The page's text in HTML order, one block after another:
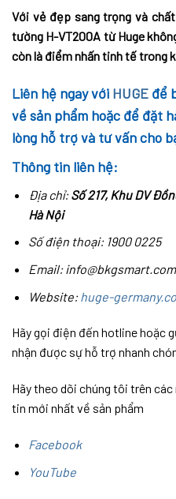
Với vẻ đẹp sang trọng và
tường H-VT200A từ Huge
còn là điểm nhấn tinh tế trong
Liên hệ ngay với HUGE để
về sản phẩm hoặc để đặt
lòng hỗ trợ và tư vấn cho
Thông tin liên hệ:
Địa chỉ:Số 217, Khu DV
Hà Nội
Số điện thoại: 1900 0225
Email:
Website: huge-
Hãy gọi điện đến hotline hoặc
nhận được sự hỗ trợ nhanh
Hãy theo dõi chúng tôi trên
tin mới nhất về sản phẩm
Facebook
YouTube